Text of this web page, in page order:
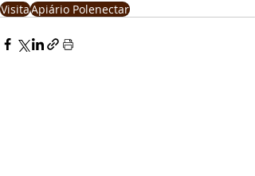
VisitaApiário Polenectar